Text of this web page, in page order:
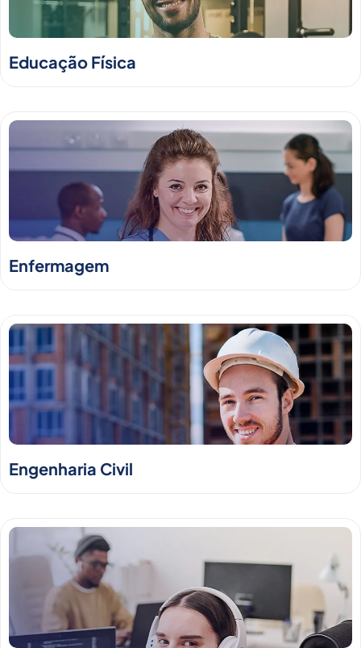
Educação Física
Enfermagem
Engenharia Civil